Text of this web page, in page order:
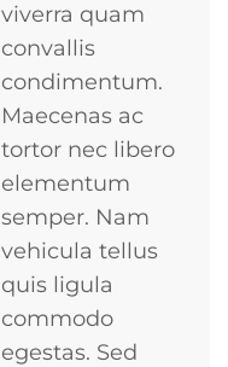
viverra quam
convallis
condimentum.
Maecenas ac
tortor nec libero
elementum
semper. Nam
vehicula tellus
quis ligula
commodo
egestas. Sed